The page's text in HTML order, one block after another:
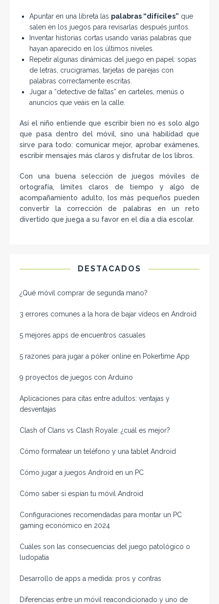
Apuntar en una libreta las palabras “difíciles” que
salen en los juegos para revisarlas después juntos.
Inventar historias cortas usando varias palabras que
hayan aparecido en los últimos niveles.
Repetir algunas dinámicas del juego en papel: sopas
de letras, crucigramas, tarjetas de parejas con
palabras correctamente escritas.
Jugar a “detective de faltas” en carteles, menús o
anuncios que veáis en la calle.
Así el niño entiende que escribir bien no es solo algo
que pasa dentro del móvil, sino una habilidad que
sirve para todo: comunicar mejor, aprobar exámenes,
escribir mensajes más claros y disfrutar de los libros.
Con una buena selección de juegos móviles de
ortografía, límites claros de tiempo y algo de
acompañamiento adulto, los más pequeños pueden
convertir la corrección de palabras en un reto
divertido que juega a su favor en el día a día escolar.
DESTACADOS
¿Qué móvil comprar de segunda mano​?
3 errores comunes a la hora de bajar vídeos en Android
5 mejores apps de encuentros casuales
5 razones para jugar a póker online en Pokertime App
9 proyectos de juegos con Arduino
Aplicaciones para citas entre adultos: ventajas y
desventajas
Clash of Clans vs Clash Royale: ¿cuál es mejor?
Cómo formatear un teléfono y una tablet Android
Cómo jugar a juegos Android en un PC
Cómo saber si espían tu móvil Android
Configuraciones recomendadas para montar un PC
gaming económico en 2024
Cuáles son las consecuencias del juego patológico o
ludopatía
Desarrollo de apps a medida: pros y contras
Diferencias entre un móvil reacondicionado y uno de